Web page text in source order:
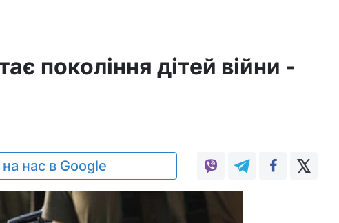
покоління дітей війни -
нас в Google